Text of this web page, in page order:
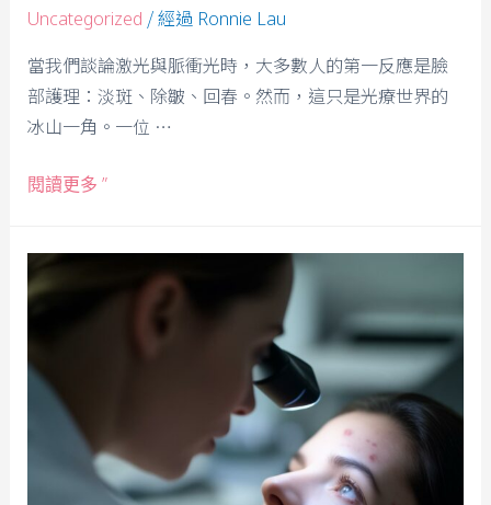
Uncategorized / 經過 Ronnie Lau
當我們談論激光與脈衝光時，大多數人的第一反應是臉
部護理：淡斑、除皺、回春。然而，這只是光療世界的
冰山一角。一位 …
閱讀更多 ”